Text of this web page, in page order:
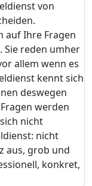
von
auf Ihre Fragen
reden umher
allem wenn es
kennt sich
deswegen
werden
nicht
nicht
aus, grob und
konkret,